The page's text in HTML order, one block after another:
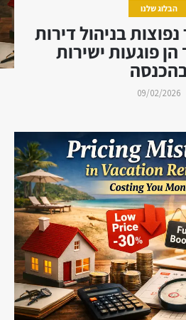
הבלוג שלנו
בניהול דירות
הן פוגעות ישירות
09/02/2026